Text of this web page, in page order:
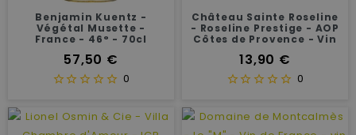
Benjamin Kuentz -
Végétal Musette -
France - 46° - 70cl
Prix
57,50 €
0
Château Sainte Roseline
- Roseline Prestige - AOP
Côtes de Provence - Vin
Prix
13,90 €
0